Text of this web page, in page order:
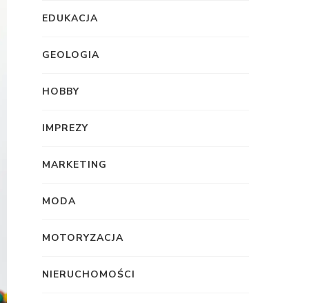
EDUKACJA
GEOLOGIA
HOBBY
IMPREZY
MARKETING
MODA
MOTORYZACJA
NIERUCHOMOŚCI